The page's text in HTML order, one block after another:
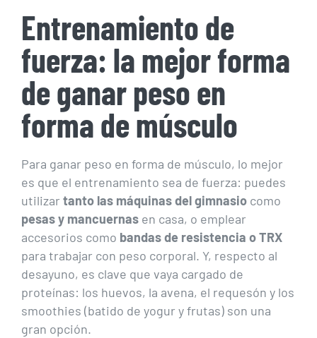
Entrenamiento de
fuerza: la mejor forma
de ganar peso en
forma de músculo
Para ganar peso en forma de músculo, lo mejor
es que el entrenamiento sea de fuerza: puedes
utilizar tanto las máquinas del gimnasio como
pesas y mancuernas en casa, o emplear
accesorios como bandas de resistencia o TRX
para trabajar con peso corporal. Y, respecto al
desayuno, es clave que vaya cargado de
proteínas: los huevos, la avena, el requesón y los
smoothies (batido de yogur y frutas) son una
gran opción.